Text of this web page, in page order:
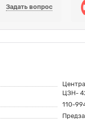
Задать вопрос
ЦЗН-
110-